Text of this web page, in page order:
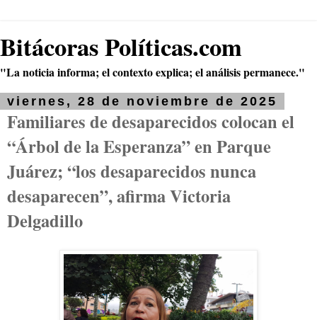
Bitácoras Políticas.com
"La noticia informa; el contexto explica; el análisis permanece."
viernes, 28 de noviembre de 2025
Familiares de desaparecidos colocan el
“Árbol de la Esperanza” en Parque
Juárez; “los desaparecidos nunca
desaparecen”, afirma Victoria
Delgadillo